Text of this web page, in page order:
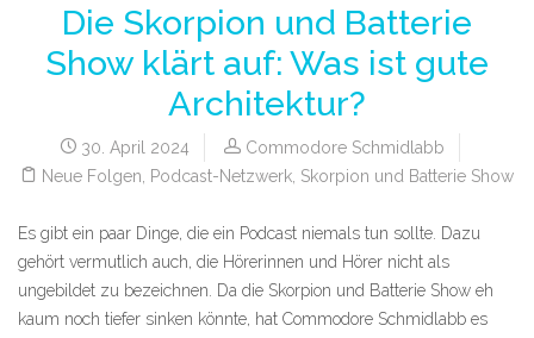
Die Skorpion und Batterie
Show klärt auf: Was ist gute
Architektur?
30. April 2024
Commodore Schmidlabb
Neue Folgen
Podcast-Netzwerk Skorpion und Batterie Show
Es gibt ein paar Dinge, die ein Podcast niemals tun sollte. Dazu
gehört vermutlich auch, die Hörerinnen und Hörer nicht als
ungebildet zu bezeichnen. Da die Skorpion und Batterie Show eh
kaum noch tiefer sinken könnte, hat Commodore Schmidlabb es